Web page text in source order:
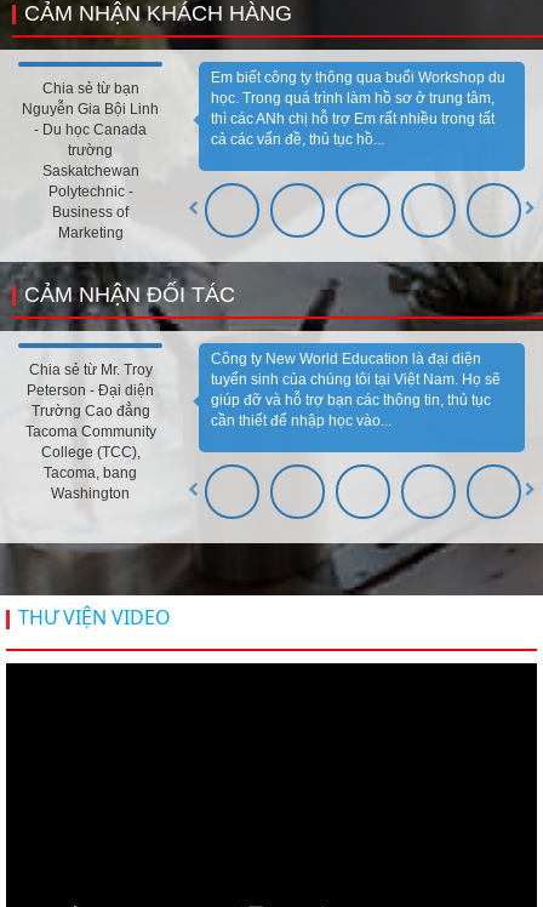
CẢM NHẬN KHÁCH HÀNG
Chia sẻ từ bạn
Nguyễn Gia Bội Linh
- Du học Canada
trường
Saskatchewan
Polytechnic -
Business of
Marketing
Em biết công ty thông qua buổi Workshop du
học. Trong quá trình làm hồ sơ ở trung tâm,
thì các ANh chị hỗ trợ Em rất nhiều trong tất
cả các vấn đề, thủ tục hồ...
CẢM NHẬN ĐỐI TÁC
Chia sẻ từ Mr. Troy
Peterson - Đại diện
Trường Cao đẳng
Tacoma Community
College (TCC),
Tacoma, bang
Washington
Công ty New World Education là đại diện
tuyển sinh của chúng tôi tại Việt Nam. Họ sẽ
giúp đỡ và hỗ trợ bạn các thông tin, thủ tục
cần thiết để nhập học vào...
THƯ VIỆN VIDEO